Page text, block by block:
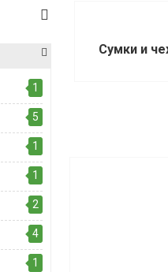
1
5
1
1
2
4
1
Сумки и